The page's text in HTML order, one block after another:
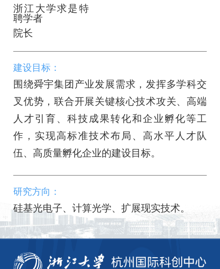
浙江大学求是特
聘学者
院长
建设目标：
围绕舜宇集团产业发展需求，发挥多学科交
叉优势，联合开展关键核心技术攻关、高端
人才引育、科技成果转化和企业孵化等工
作，实现高标准技术布局、高水平人才队
伍、高质量孵化企业的建设目标。
研究方向：
硅基光电子、计算光学、扩展现实技术。